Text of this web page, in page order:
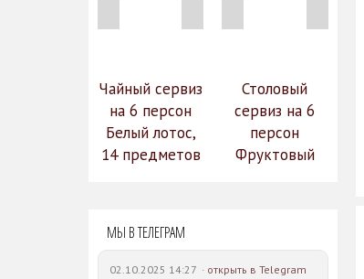
Чайный сервиз
на 6 персон
Белый лотос,
14 предметов
742 руб.
Столовый
сервиз на 6
персон
Фруктовый
МЫ В ТЕЛЕГРАМ
02.10.2025 14:27 · открыть в Telegram